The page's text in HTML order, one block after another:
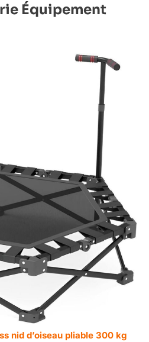
Équipement
nid d’oiseau pliable 300 kg